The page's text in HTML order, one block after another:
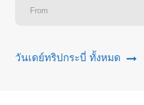
From
วันเดย์ทริปกระบี่ ทั้งหมด